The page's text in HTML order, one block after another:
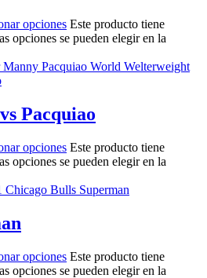
opciones Este producto tiene
opciones se pueden elegir en la
Pacquiao
opciones Este producto tiene
opciones se pueden elegir en la
opciones Este producto tiene
opciones se pueden elegir en la